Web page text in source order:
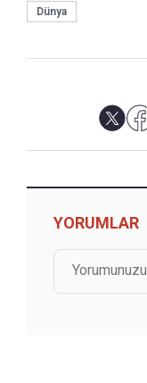
Dünya
YORUMLAR